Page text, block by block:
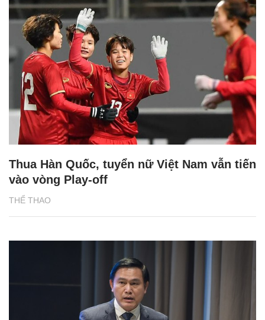
THỂ THAO
Thua Hàn Quốc, tuyển nữ Việt Nam vẫn tiến
vào vòng Play-off